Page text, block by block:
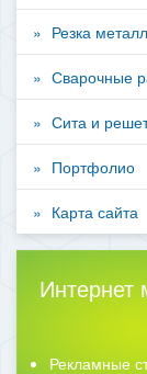
Резка
Сварочные
Сита и
Портфолио
Карта сайта
Интернет
Рекламные